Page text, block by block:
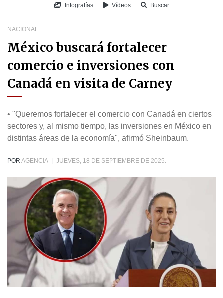
Infografías Vídeos Buscar
NACIONAL
México buscará fortalecer
comercio e inversiones con
Canadá en visita de Carney
• "Queremos fortalecer el comercio con Canadá en ciertos
sectores y, al mismo tiempo, las inversiones en México en
distintas áreas de la economía", afirmó Sheinbaum.
POR AGENCIA JUEVES, 18 DE SEPTIEMBRE DE 2025.